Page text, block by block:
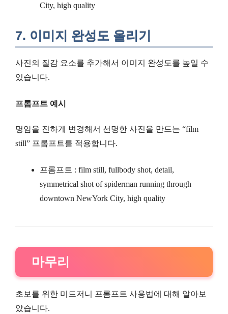
City, high quality
7. 이미지 완성도 올리기
사진의 질감 요소를 추가해서 이미지 완성도를 높일 수
있습니다.
프롬프트 예시
명암을 진하게 변경해서 선명한 사진을 만드는 “film
still” 프롬프트를 적용합니다.
프롬프트 : film still, fullbody shot, detail,
symmetrical shot of spiderman running through
downtown NewYork City, high quality
마무리
초보를 위한 미드저니 프롬프트 사용법에 대해 알아보
았습니다.